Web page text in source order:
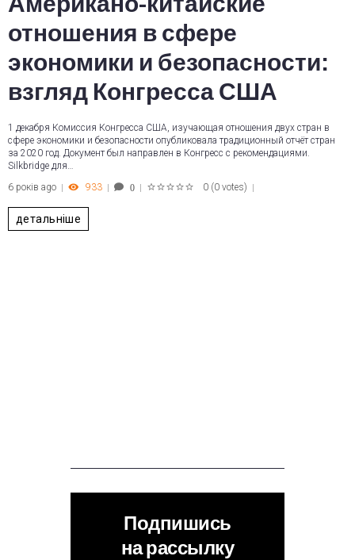
отношения в сфере
экономики и безопасности:
взгляд Конгресса США
1 декабря Комиссия Конгресса США, изучающая отношения двух стран в
сфере экономики и безопасности опубликовала традиционный отчёт стран
за 2020 год. Документ был направлен в Конгресс с рекомендациями.
Silkbridge для…
6 років ago
933 0 0 (0 votes)
детальніше
Подпишись
на рассылку